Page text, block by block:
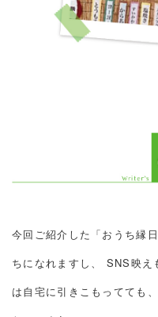
今回ご紹介した「おうち縁
ちになれますし、 SNS映え
は自宅に引きこもってても